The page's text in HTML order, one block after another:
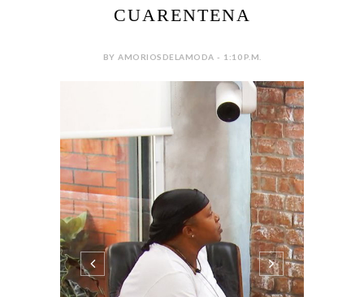
CUARENTENA
BY AMORIOSDELAMODA - 1:10 P.M.